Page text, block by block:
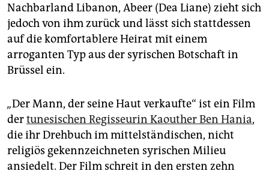
Nachbarland Libanon, Abeer (Dea Liane) zieht sich
jedoch von ihm zurück und lässt sich stattdessen
auf die komfortablere Heirat mit einem
arroganten Typ aus der syrischen Botschaft in
Brüssel ein.
„Der Mann, der seine Haut verkaufte“ ist ein Film
dertunesischen Regisseurin Kaouther Ben Hania,
die ihr Drehbuch im mittelständischen, nicht
religiös gekennzeichneten syrischen Milieu
ansiedelt. Der Film schreit in den ersten zehn